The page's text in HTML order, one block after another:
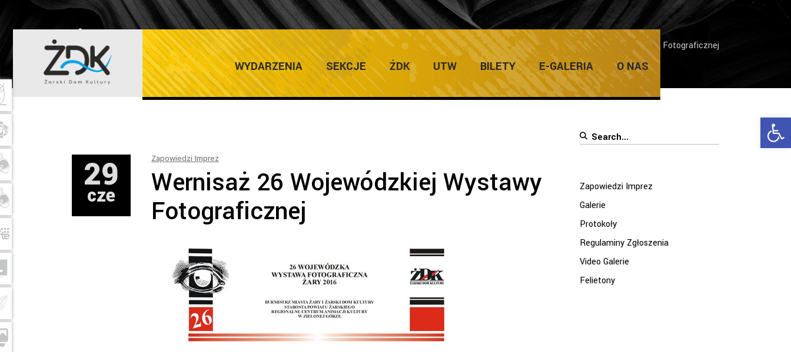
WYDARZENIA SEKCJE ŻDK UTW BILETY E-GALERIA O NAS
ŻARSKI DOM KULTURY Home/Zapowiedzi Imprez /Wernisaż 26 Wojewódzkiej Wystawy Fotograficznej
29
cze
Zapowiedzi Imprez
Wernisaż 26 Wojewódzkiej Wystawy
Fotograficznej
Search
Zapowiedzi Imprez
Galerie
Protokoły
Regulaminy Zgłoszenia
Video Galerie
Felietony